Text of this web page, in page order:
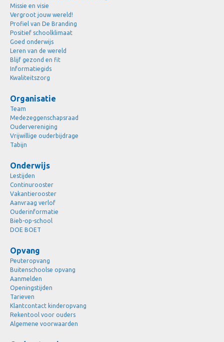
Missie en visie
Vergroot jouw wereld!
Profiel van De Branding
Positief schoolklimaat
Goed onderwijs
Leren van de wereld
Blijf gezond en fit
Informatiegids
Kwaliteitszorg
Organisatie
Team
Medezeggenschapsraad
Oudervereniging
Vrijwillige ouderbijdrage
Tabijn
Onderwijs
Lestijden
Continurooster
Vakantierooster
Aanvraag verlof
Ouderinformatie
Bieb-op-school
DOE BOET
Opvang
Peuteropvang
Buitenschoolse opvang
Aanmelden
Openingstijden
Tarieven
Klantcontact kinderopvang
Rekentool voor ouders
Algemene voorwaarden